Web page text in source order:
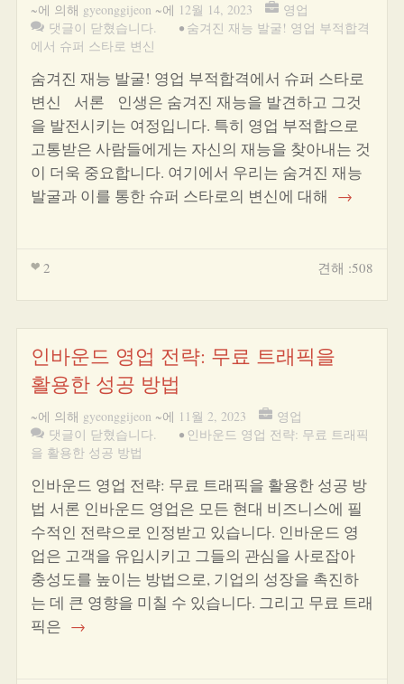
~에 의해 gyeonggijeon ~에 12월 14, 2023
영업
댓글이 닫혔습니다.
• 숨겨진 재능 발굴! 영업 부적합격
에서 슈퍼 스타로 변신
숨겨진 재능 발굴! 영업 부적합격에서 슈퍼 스타로
변신 서론 인생은 숨겨진 재능을 발견하고 그것
을 발전시키는 여정입니다. 특히 영업 부적합으로
고통받은 사람들에게는 자신의 재능을 찾아내는 것
이 더욱 중요합니다. 여기에서 우리는 숨겨진 재능
발굴과 이를 통한 슈퍼 스타로의 변신에 대해 →
2 견해 :508
인바운드 영업 전략: 무료 트래픽을
활용한 성공 방법
~에 의해 gyeonggijeon ~에 11월 2, 2023
영업
댓글이 닫혔습니다.
• 인바운드 영업 전략: 무료 트래픽
을 활용한 성공 방법
인바운드 영업 전략: 무료 트래픽을 활용한 성공 방
법 서론 인바운드 영업은 모든 현대 비즈니스에 필
수적인 전략으로 인정받고 있습니다. 인바운드 영
업은 고객을 유입시키고 그들의 관심을 사로잡아
충성도를 높이는 방법으로, 기업의 성장을 촉진하
는 데 큰 영향을 미칠 수 있습니다. 그리고 무료 트래
픽은 →